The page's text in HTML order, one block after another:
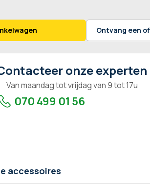
Ontvang een
onze experten
Van maandag tot vrijdag van 9 tot 17u
070 499 01 56
accessoires